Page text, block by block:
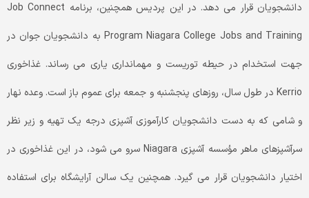
دانشجویان قرار می دهد. در این پردیس همچنین، برنامه Job Connect
Program Niagara College Jobs and Training به دانشجویان جوان در
جهت استخدام در حیطه توریست و مهمانداری یاری می رساند. غذاخوری
Kerrio در طول سال، روزهای پنجشنبه و جمعه برای عموم باز است. وعده نهار
و شامی که به دست دانشجویان کارآموزی آشپزی درجه یک تهیه و زیر نظر
سرآشپزهای ماهر مؤسسه آشپزی Niagara سرو می شود، در این غذاخوری در
اختیار دانشجویان قرار می گیرد. همچنین یک سالن آرایشگاه برای استفاده